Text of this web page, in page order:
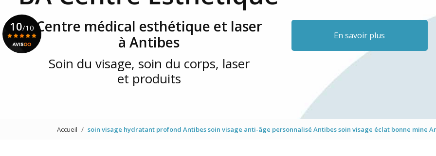
Radiofréquence du visage
La microdermabrasion
Mésothérapie virtuelle du
Traitement des yeux
Jet Peel
Centre médical esthétique et laser
à Antibes
Soin du visage, soin du corps, laser
et produits
En savoir plus
10/10
Accueil soin visage hydratant profond Antibes soin visage anti-âge personnalisé Antibes soin visage éclat bonne mine